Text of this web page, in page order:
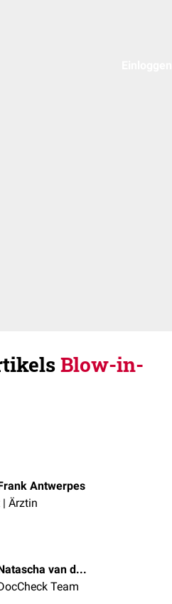
Blow-in-
Antwerpes
| Ärztin
Natascha van den Höfel
Team